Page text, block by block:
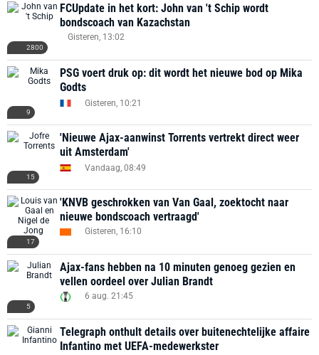
2800
FCUpdate in het kort: John van 't Schip wordt
bondscoach van Kazachstan
Gisteren, 13:02
9
PSG voert druk op: dit wordt het nieuwe bod op Mika
Godts
Gisteren, 10:21
15
'Nieuwe Ajax-aanwinst Torrents vertrekt direct weer
uit Amsterdam'
Vandaag, 08:49
17
'KNVB geschrokken van Van Gaal, zoektocht naar
nieuwe bondscoach vertraagd'
Gisteren, 16:10
5
Ajax-fans hebben na 10 minuten genoeg gezien en
vellen oordeel over Julian Brandt
6 aug. 21:45
Telegraph onthult details over buitenechtelijke affaire
Infantino met UEFA-medewerkster